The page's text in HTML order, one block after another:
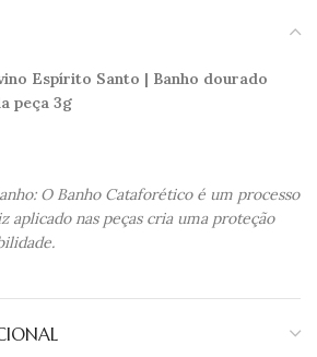
Espírito Santo | Banho dourado
peça 3g
O Banho Cataforético é um processo
aplicado nas peças cria uma proteção